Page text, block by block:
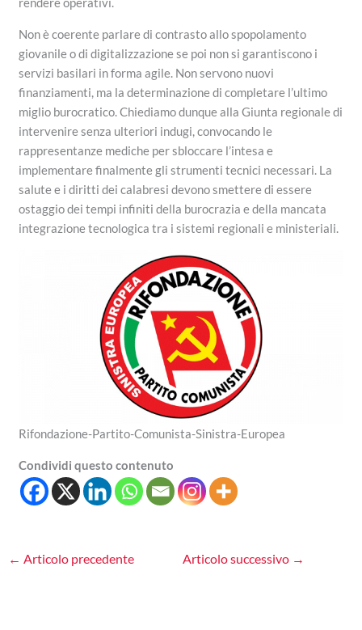
Non è coerente parlare di contrasto allo spopolamento
giovanile o di digitalizzazione se poi non si garantiscono i
servizi basilari in forma agile. Non servono nuovi
finanziamenti, ma la determinazione di completare l’ultimo
miglio burocratico. Chiediamo dunque alla Giunta regionale di
intervenire senza ulteriori indugi, convocando le
rappresentanze mediche per sbloccare l’intesa e
implementare finalmente gli strumenti tecnici necessari. La
salute e i diritti dei calabresi devono smettere di essere
ostaggio dei tempi infiniti della burocrazia e della mancata
integrazione tecnologica tra i sistemi regionali e ministeriali.
Rifondazione-Partito-Comunista-Sinistra-Europea
Condividi questo contenuto
← Articolo precedente Articolo successivo →